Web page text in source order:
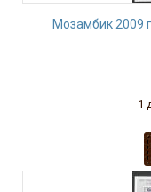
Мозамбик 2009
1